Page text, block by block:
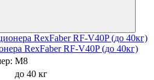
RexFaber RF-V40P (до 40кг)
М8
до 40 кг